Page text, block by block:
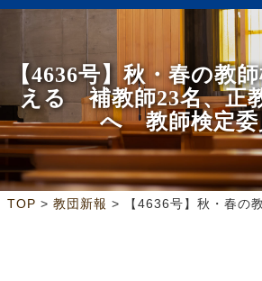
【4636号】秋・春の教
える 補教師23名、正
へ 教師検定委
TOP > 教団新報 >